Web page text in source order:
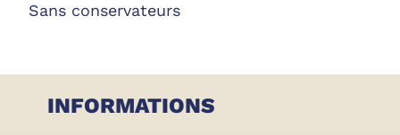
Sans conservateurs
INFORMATIONS